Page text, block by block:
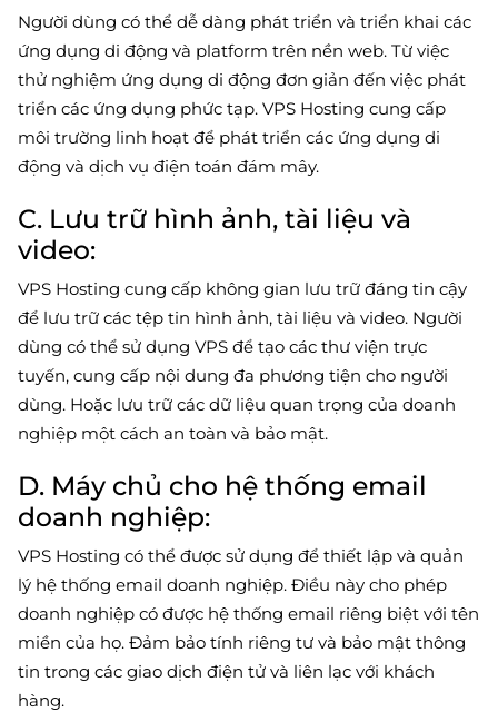
Người dùng có thể dễ dàng phát triển và triển khai các
ứng dụng di động và platform trên nền web. Từ việc
thử nghiệm ứng dụng di động đơn giản đến việc phát
triển các ứng dụng phức tạp. VPS Hosting cung cấp
môi trường linh hoạt để phát triển các ứng dụng di
động và dịch vụ điện toán đám mây.
C. Lưu trữ hình ảnh, tài liệu và
video:
VPS Hosting cung cấp không gian lưu trữ đáng tin cậy
để lưu trữ các tệp tin hình ảnh, tài liệu và video. Người
dùng có thể sử dụng VPS để tạo các thư viện trực
tuyến, cung cấp nội dung đa phương tiện cho người
dùng. Hoặc lưu trữ các dữ liệu quan trọng của doanh
nghiệp một cách an toàn và bảo mật.
D. Máy chủ cho hệ thống email
doanh nghiệp:
VPS Hosting có thể được sử dụng để thiết lập và quản
lý hệ thống email doanh nghiệp. Điều này cho phép
doanh nghiệp có được hệ thống email riêng biệt với tên
miền của họ. Đảm bảo tính riêng tư và bảo mật thông
tin trong các giao dịch điện tử và liên lạc với khách
hàng.